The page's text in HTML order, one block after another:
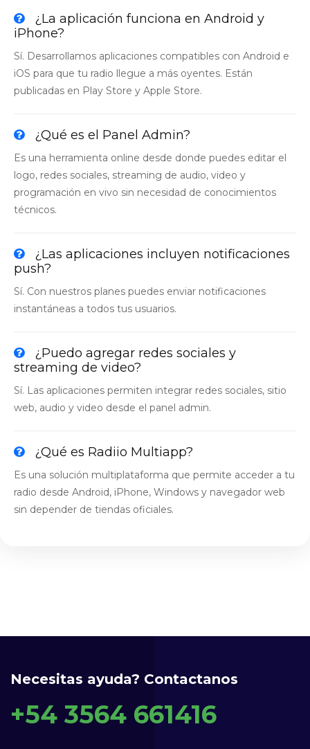
¿La aplicación funciona en Android y
iPhone?
Sí. Desarrollamos aplicaciones compatibles con Android e
iOS para que tu radio llegue a más oyentes. Están
publicadas en Play Store y Apple Store.
¿Qué es el Panel Admin?
Es una herramienta online desde donde puedes editar el
logo, redes sociales, streaming de audio, video y
programación en vivo sin necesidad de conocimientos
técnicos.
¿Las aplicaciones incluyen notificaciones
push?
Sí. Con nuestros planes puedes enviar notificaciones
instantáneas a todos tus usuarios.
¿Puedo agregar redes sociales y
streaming de video?
Sí. Las aplicaciones permiten integrar redes sociales, sitio
web, audio y video desde el panel admin.
¿Qué es Radiio Multiapp?
Es una solución multiplataforma que permite acceder a tu
radio desde Android, iPhone, Windows y navegador web
sin depender de tiendas oficiales.
Necesitas ayuda? Contactanos
+54 3564 661416